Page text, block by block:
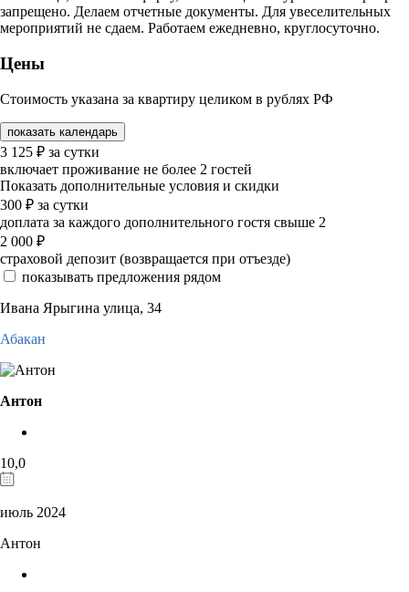
запрещено. Делаем отчетные документы. Для увеселительных
мероприятий не сдаем. Работаем ежедневно, круглосуточно.
Цены
Стоимость указана за квартиру целиком в рублях РФ
показать календарь
3 125 ₽ за сутки
включает проживание не более 2 гостей
Показать дополнительные условия и скидки
300 ₽ за сутки
доплата за каждого дополнительного гостя свыше 2
2 000 ₽
страховой депозит (возвращается при отъезде)
показывать предложения рядом
Ивана Ярыгина улица, 34
Абакан
Антон
10,0
июль 2024
Антон